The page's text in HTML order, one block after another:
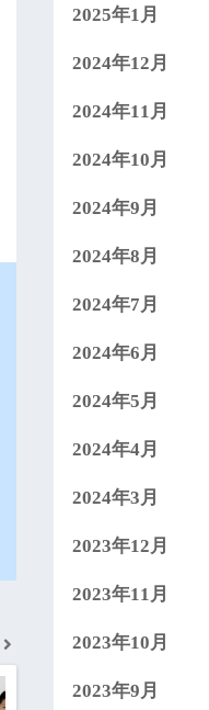
2025年1月
2024年12月
2024年11月
2024年10月
2024年9月
2024年8月
2024年7月
2024年6月
2024年5月
2024年4月
2024年3月
2023年12月
2023年11月
2023年10月
2023年9月